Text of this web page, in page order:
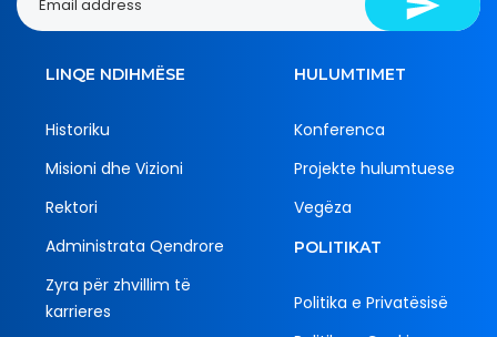
LINQE NDIHMËSE
Historiku
Misioni dhe Vizioni
Rektori
Administrata Qendrore
Zyra për zhvillim të
karrieres
HULUMTIMET
Konferenca
Projekte hulumtuese
Vegëza
POLITIKAT
Politika e Privatësisë